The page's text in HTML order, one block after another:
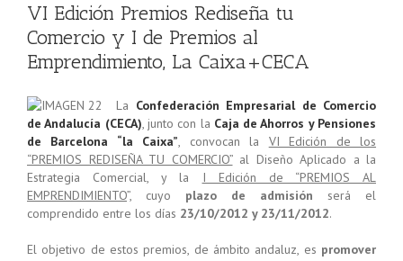
VI Edición Premios Rediseña tu
Comercio y I de Premios al
Emprendimiento, La Caixa+CECA
La Confederación Empresarial de Comercio
de Andalucía (CECA), junto con la Caja de Ahorros y Pensiones
de Barcelona “la Caixa”, convocan la VI Edición de los
“PREMIOS REDISEÑA TU COMERCIO”al Diseño Aplicado a la
Estrategia Comercial, y la I Edición de “PREMIOS AL
EMPRENDIMIENTO”, cuyo plazo de admisión será el
comprendido entre los días 23/10/2012 y 23/11/2012.
El objetivo de estos premios, de ámbito andaluz, es promover